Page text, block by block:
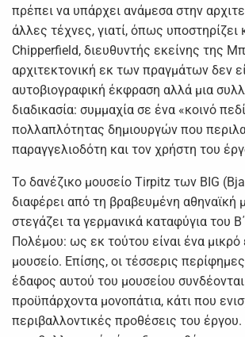
πρέπει να υπάρχει ανάμεσα στην
άλλες τέχνες, γιατί, όπως υποστηρίζει
Chipperfield, διευθυντής εκείνης της
αρχιτεκτονική εκ των πραγμάτων δεν
αυτοβιογραφική έκφραση αλλά μια
διαδικασία: συμμαχία σε ένα «κοινό
πολλαπλότητας δημιουργών που
παραγγελιοδότη και τον χρήστη του
Το δανέζικο μουσείο Tirpitz των BIG
διαφέρει από τη βραβευμένη αθηναϊκή
στεγάζει τα γερμανικά καταφύγια του
Πολέμου: ως εκ τούτου είναι ένα μικρό
μουσείο. Επίσης, οι τέσσερις
έδαφος αυτού του μουσείου
προϋπάρχοντα μονοπάτια, κάτι που
περιβαλλοντικές προθέσεις του